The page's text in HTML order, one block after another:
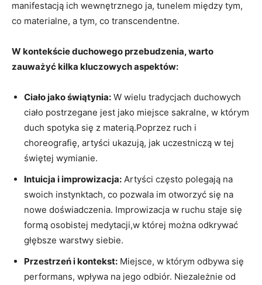
manifestacją ich wewnętrznego ja, tunelem między tym,
co materialne, a tym, co transcendentne.
W kontekście duchowego przebudzenia, warto
zauważyć kilka kluczowych aspektów:
Ciało jako świątynia: W wielu tradycjach duchowych
ciało postrzegane jest jako miejsce sakralne, w którym
duch spotyka się z materią.Poprzez ruch i
choreografię, artyści ukazują, jak uczestniczą w tej
świętej wymianie.
Intuicja i improwizacja: Artyści często polegają na
swoich instynktach, co pozwala im otworzyć się na
nowe doświadczenia. Improwizacja w ruchu staje się
formą osobistej medytacji,w której można odkrywać
głębsze warstwy siebie.
Przestrzeń i kontekst: Miejsce, w którym odbywa się
performans, wpływa na jego odbiór. Niezależnie od